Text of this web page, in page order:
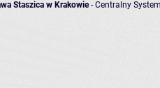
Staszica w Krakowie- Centralny